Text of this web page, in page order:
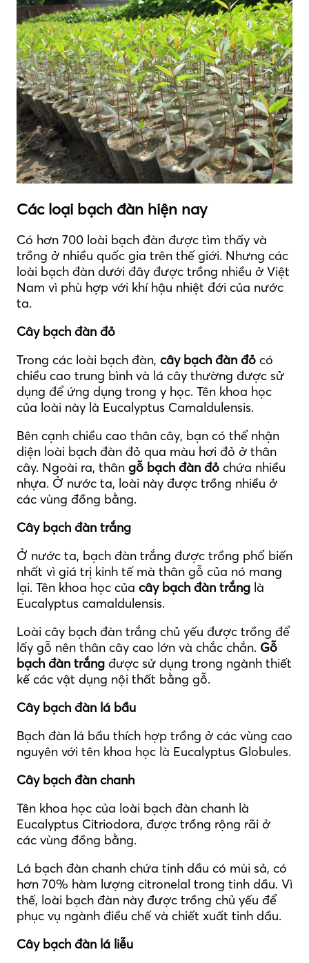
Các loại bạch đàn hiện nay
Có hơn 700 loài bạch đàn được tìm thấy và
trồng ở nhiều quốc gia trên thế giới. Nhưng các
loài bạch đàn dưới đây được trồng nhiều ở Việt
Nam vì phù hợp với khí hậu nhiệt đới của nước
ta.
Cây bạch đàn đỏ
Trong các loài bạch đàn, cây bạch đàn đỏ có
chiều cao trung bình và lá cây thường được sử
dụng để ứng dụng trong y học. Tên khoa học
của loài này là Eucalyptus Camaldulensis.
Bên cạnh chiều cao thân cây, bạn có thể nhận
diện loài bạch đàn đỏ qua màu hơi đỏ ở thân
cây. Ngoài ra, thân gỗ bạch đàn đỏ chứa nhiều
nhựa. Ở nước ta, loài này được trồng nhiều ở
các vùng đồng bằng.
Cây bạch đàn trắng
Ở nước ta, bạch đàn trắng được trồng phổ biến
nhất vì giá trị kinh tế mà thân gỗ của nó mang
lại. Tên khoa học của cây bạch đàn trắng là
Eucalyptus camaldulensis.
Loài cây bạch đàn trắng chủ yếu được trồng để
lấy gỗ nên thân cây cao lớn và chắc chắn. Gỗ
bạch đàn trắng được sử dụng trong ngành thiết
kế các vật dụng nội thất bằng gỗ.
Cây bạch đàn lá bầu
Bạch đàn lá bầu thích hợp trồng ở các vùng cao
nguyên với tên khoa học là Eucalyptus Globules.
Cây bạch đàn chanh
Tên khoa học của loài bạch đàn chanh là
Eucalyptus Citriodora, được trồng rộng rãi ở
các vùng đồng bằng.
Lá bạch đàn chanh chứa tinh dầu có mùi sả, có
hơn 70% hàm lượng citronelal trong tinh dầu. Vì
thế, loài bạch đàn này được trồng chủ yếu để
phục vụ ngành điều chế và chiết xuất tinh dầu.
Cây bạch đàn lá liễu